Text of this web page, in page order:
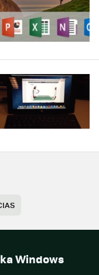
Windows